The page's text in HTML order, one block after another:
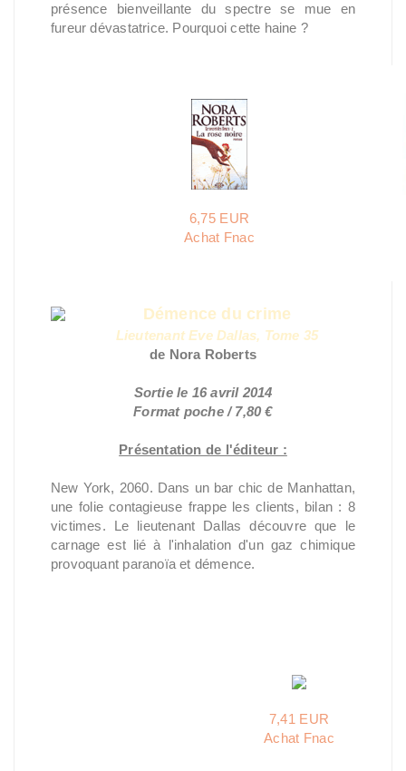
présence bienveillante du spectre se mue en
fureur dévastatrice. Pourquoi cette haine ?
6,75 EUR
Achat Fnac
Démence du crime
Lieutenant Eve Dallas, Tome 35
de Nora Roberts
Sortie le 16 avril 2014
Format poche / 7,80 €
Présentation de l'éditeur :
New York, 2060. Dans un bar chic de Manhattan,
une folie contagieuse frappe les clients, bilan : 8
victimes. Le lieutenant Dallas découvre que le
carnage est lié à l'inhalation d'un gaz chimique
provoquant paranoïa et démence.
7,41 EUR
Achat Fnac